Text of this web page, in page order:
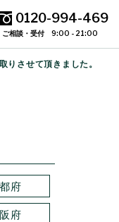
0120-994-469
ご相談・受付 9:00 - 21:00
りさせて頂きました。
府
府